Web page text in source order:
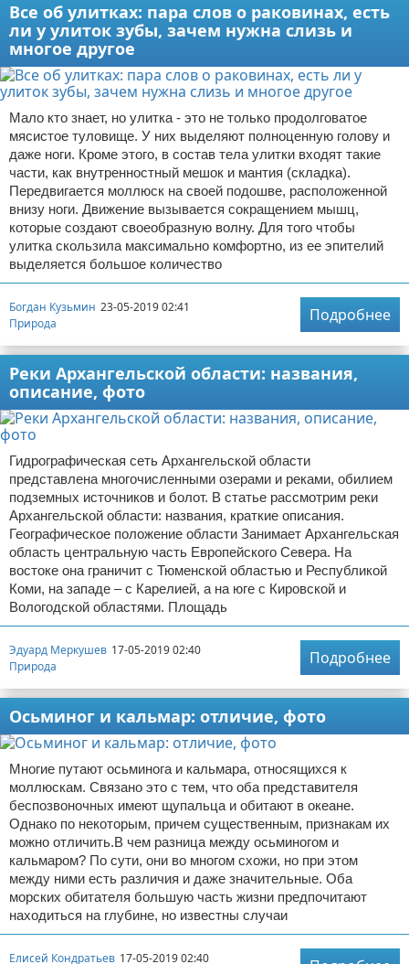
Все об улитках: пара слов о раковинах, есть
ли у улиток зубы, зачем нужна слизь и
многое другое
Мало кто знает, но улитка - это не только продолговатое
мясистое туловище. У них выделяют полноценную голову и
даже ноги. Кроме этого, в состав тела улитки входят такие
части, как внутренностный мешок и мантия (складка).
Передвигается моллюск на своей подошве, расположенной
внизу ноги. Движение вызывается сокращением мышц,
которые создают своеобразную волну. Для того чтобы
улитка скользила максимально комфортно, из ее эпителий
выделяется большое количество
Богдан Кузьмин 23-05-2019 02:41
Природа
Подробнее
Реки Архангельской области: названия,
описание, фото
Гидрографическая сеть Архангельской области
представлена многочисленными озерами и реками, обилием
подземных источников и болот. В статье рассмотрим реки
Архангельской области: названия, краткие описания.
Географическое положение области Занимает Архангельская
область центральную часть Европейского Севера. На
востоке она граничит с Тюменской областью и Республикой
Коми, на западе – с Карелией, а на юге с Кировской и
Вологодской областями. Площадь
Эдуард Меркушев 17-05-2019 02:40
Природа
Подробнее
Осьминог и кальмар: отличие, фото
Многие путают осьминога и кальмара, относящихся к
моллюскам. Связано это с тем, что оба представителя
беспозвоночных имеют щупальца и обитают в океане.
Однако по некоторым, причем существенным, признакам их
можно отличить.В чем разница между осьминогом и
кальмаром? По сути, они во многом схожи, но при этом
между ними есть различия и даже значительные. Оба
морских обитателя большую часть жизни предпочитают
находиться на глубине, но известны случаи
Елисей Кондратьев 17-05-2019 02:40